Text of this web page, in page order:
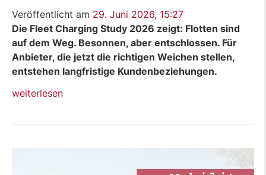
Veröffentlicht am 29. Juni 2026, 15:27
Die Fleet Charging Study 2026 zeigt: Flotten sind
auf dem Weg. Besonnen, aber entschlossen. Für
Anbieter, die jetzt die richtigen Weichen stellen,
entstehen langfristige Kundenbeziehungen.
„Blog:
Pain-
weiterlesen